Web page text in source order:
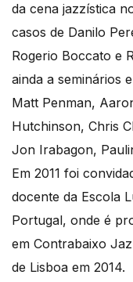
da cena jazzística
casos de Danilo
Rogerio Boccato e
ainda a seminários
Matt Penman,
Hutchinson, Chris
Jon Irabagon,
Em 2011 foi
docente da Escola
Portugal, onde é
em Contrabaixo
de Lisboa em 2014.